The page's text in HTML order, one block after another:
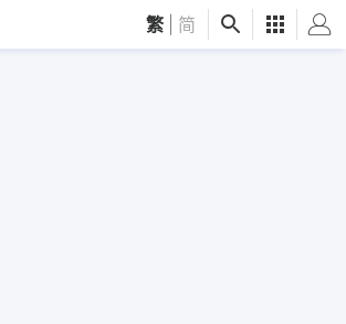
繁 简